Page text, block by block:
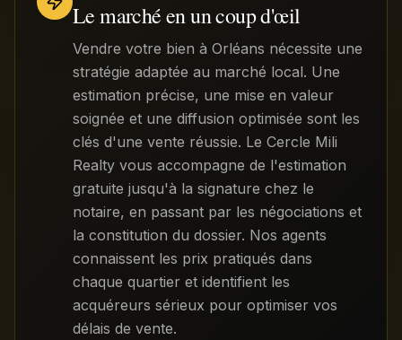
Le marché en un coup d'œil
Vendre votre bien à Orléans nécessite une
stratégie adaptée au marché local. Une
estimation précise, une mise en valeur
soignée et une diffusion optimisée sont les
clés d'une vente réussie. Le Cercle Mili
Realty vous accompagne de l'estimation
gratuite jusqu'à la signature chez le
notaire, en passant par les négociations et
la constitution du dossier. Nos agents
connaissent les prix pratiqués dans
chaque quartier et identifient les
acquéreurs sérieux pour optimiser vos
délais de vente.